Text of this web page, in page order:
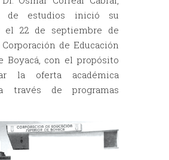
de estudios inició su
el 22 de septiembre de
Corporación de Educación
Boyacá, con el propósito
la oferta académica
través de programas